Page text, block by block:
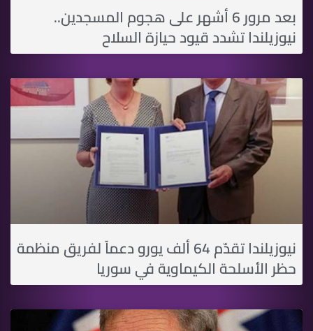
بعد مرور 6 أشهر على هجوم المسجدين..
نيوزيلندا تشدد قيود حيازة السلاح
نيوزيلندا تقدّم 64 ألف يورو دعماً لفريق منظمة
حظر الأسلحة الكيماوية في سوريا